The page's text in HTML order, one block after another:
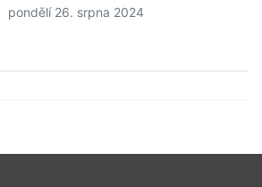
pondělí 26. srpna 2024